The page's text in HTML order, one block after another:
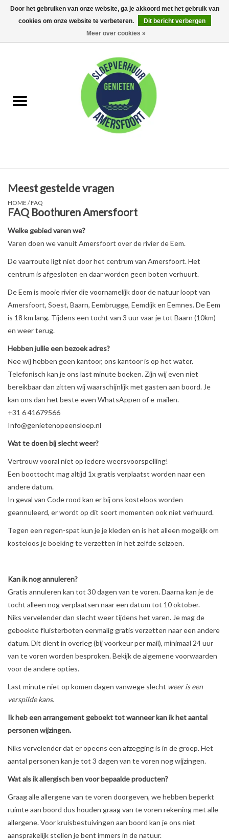
0 Artikelen - €0,00
Huur met schipper
Feest Arrangementen
Reserveren
Hottub boot
Meest gestelde vragen
HOME /FAQ
FAQ Boothuren Amersfoort
Welke gebied varen we?
Varen doen we vanuit Amersfoort over de rivier de Eem.
De vaarroute ligt niet door het centrum van Amersfoort. Het
centrum is afgesloten en daar worden geen boten verhuurt.
De Eem is mooie rivier die voornamelijk door de natuur loopt van
Amersfoort, Soest, Baarn, Eembrugge, Eemdijk en Eemnes. De Eem
is 18 km lang. Tijdens een tocht van 3 uur vaar je tot Baarn (10km)
en weer terug.
Hebben jullie een bezoek adres?
Nee wij hebben geen kantoor, ons kantoor is op het water.
Telefonisch kan je ons last minute boeken. Zijn wij even niet
bereikbaar dan zitten wij waarschijnlijk met gasten aan boord. Je
kan ons dan het beste even WhatsAppen of e-mailen.
+31 6 41679566
Info@genietenopeensloep.nl
Wat te doen bij slecht weer?
Vertrouw vooral niet op iedere weersvoorspelling!
Een boottocht mag altijd 1x gratis verplaatst worden naar een
andere datum.
In geval van Code rood kan er bij ons kosteloos worden
geannuleerd, er wordt op dit soort momenten ook niet verhuurd.
Tegen een regen-spat kun je je kleden en is het alleen mogelijk om
kosteloos je boeking te verzetten in het zelfde seizoen.
Kan ik nog annuleren?
Gratis annuleren kan tot 30 dagen van te voren. Daarna kan je de
tocht alleen nog verplaatsen naar een datum tot 10 oktober.
Niks vervelender dan slecht weer tijdens het varen. Je mag de
geboekte fluisterboten eenmalig gratis verzetten naar een andere
datum. Dit dient in overleg (bij voorkeur per mail), minimaal 24 uur
van te voren worden besproken. Bekijk de algemene voorwaarden
voor de andere opties.
Last minute niet op komen dagen vanwege slecht weer is een
verspilde kans.
Ik heb een arrangement geboekt tot wanneer kan ik het aantal
personen wijzingen.
Niks vervelender dat er opeens een afzegging is in de groep. Het
aantal personen kan je tot 3 dagen van te voren nog wijzingen.
Wat als ik allergisch ben voor bepaalde producten?
Graag alle allergene van te voren doorgeven, we hebben beperkt
ruimte aan boord dus houden graag van te voren rekening met alle
allergene. Voor kruisbestuivingen aan boord kan je ons niet
aansprakelijk stellen je bent immers in de natuur.
Door het gebruiken van onze website, ga je akkoord met het gebruik van
cookies om onze website te verbeteren.
Dit bericht verbergen
Meer over cookies »